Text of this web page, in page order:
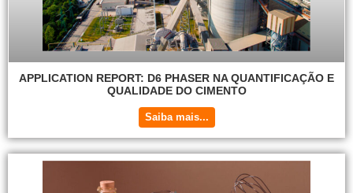
APPLICATION REPORT: D6 PHASER NA QUANTIFICAÇÃO E
QUALIDADE DO CIMENTO
Saiba mais...